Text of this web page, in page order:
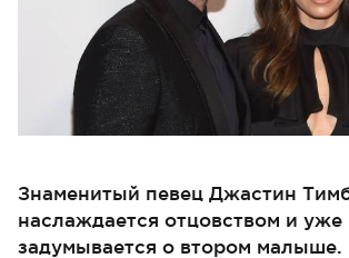
Знаменитый певец Джастин
наслаждается отцовством и уже
задумывается о втором малыше.